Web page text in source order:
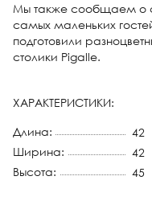
Мы также сообщаем о
самых маленьких
подготовили
столики Pigalle.
ХАРАКТЕРИСТИКИ:
Длина:
42
Ширина:
42
Высота:
45